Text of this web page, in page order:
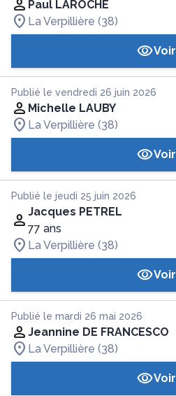
Paul LAROCHE
La Verpillière (38)
Voir
Publié le vendredi 26 juin 2026
Michelle LAUBY
La Verpillière (38)
Voir
Publié le jeudi 25 juin 2026
Jacques PETREL
77 ans
La Verpillière (38)
Voir
Publié le mardi 26 mai 2026
Jeannine DE FRANCESCO
La Verpillière (38)
Voir